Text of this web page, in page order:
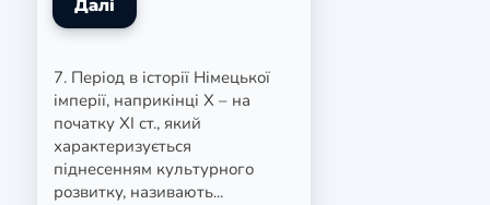
7. Період в історії Німецької
імперії, наприкінці Х – на
початку ХІ ст., який
характеризується
піднесенням культурного
розвитку, називають...